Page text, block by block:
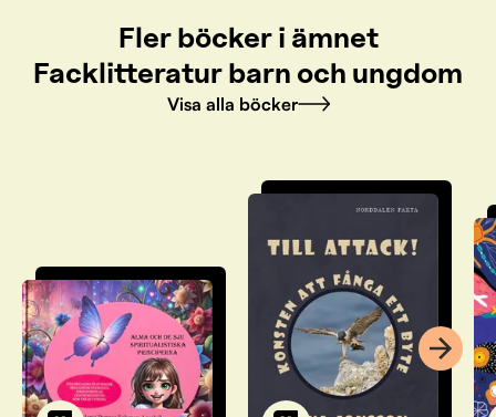
Fler böcker i ämnet
Facklitteratur barn och ungdom
Visa alla böcker